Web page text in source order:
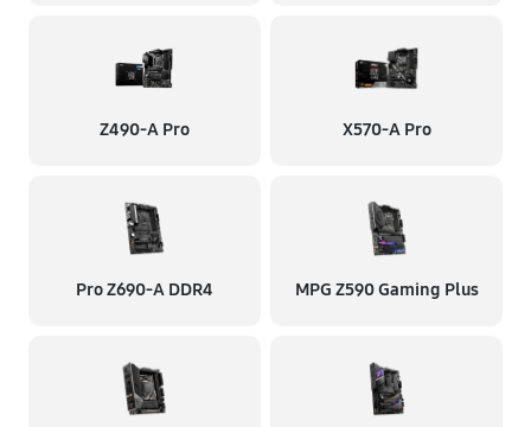
Z490-A Pro X570-A Pro
Pro Z690-A DDR4 MPG Z590 Gaming Plus